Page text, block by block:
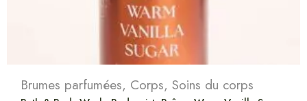
Brumes parfumées, Corps, Soins du corps